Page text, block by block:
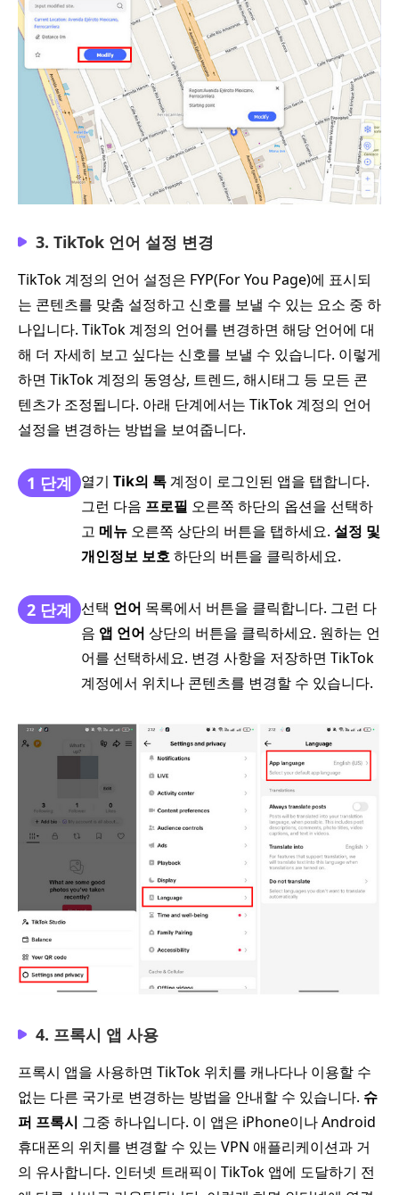
3. TikTok 언어 설정 변경
TikTok 계정의 언어 설정은 FYP(For You Page)에 표시되
는 콘텐츠를 맞춤 설정하고 신호를 보낼 수 있는 요소 중 하
나입니다. TikTok 계정의 언어를 변경하면 해당 언어에 대
해 더 자세히 보고 싶다는 신호를 보낼 수 있습니다. 이렇게
하면 TikTok 계정의 동영상, 트렌드, 해시태그 등 모든 콘
텐츠가 조정됩니다. 아래 단계에서는 TikTok 계정의 언어
설정을 변경하는 방법을 보여줍니다.
1 단계 열기 Tik의 톡계정이 로그인된 앱을 탭합니다.
그런 다음 프로필 오른쪽 하단의 옵션을 선택하
고 메뉴 오른쪽 상단의 버튼을 탭하세요. 설정 및
개인정보 보호하단의 버튼을 클릭하세요.
2 단계 선택 언어 목록에서 버튼을 클릭합니다. 그런 다
음 앱 언어 상단의 버튼을 클릭하세요. 원하는 언
어를 선택하세요. 변경 사항을 저장하면 TikTok
계정에서 위치나 콘텐츠를 변경할 수 있습니다.
4. 프록시 앱 사용
프록시 앱을 사용하면 TikTok 위치를 캐나다나 이용할 수
없는 다른 국가로 변경하는 방법을 안내할 수 있습니다. 슈
퍼 프록시 그중 하나입니다. 이 앱은 iPhone이나 Android
휴대폰의 위치를 변경할 수 있는 VPN 애플리케이션과 거
의 유사합니다. 인터넷 트래픽이 TikTok 앱에 도달하기 전